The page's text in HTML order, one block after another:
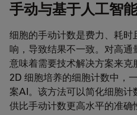
手动与基于人工智
细胞的手动计数是费力、耗
响，导致结果不一致。对高
意味着需要技术解决方案来
2D 细胞培养的细胞计数中，
案AI。该方法可以简化细胞
供比手动计数更高水平的准确